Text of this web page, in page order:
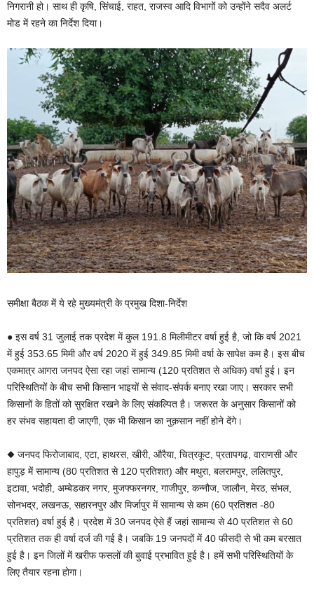
निगरानी हो। साथ ही कृषि, सिंचाई, राहत, राजस्व आदि विभागों को उन्होंने सदैव अलर्ट
मोड में रहने का निर्देश दिया।
समीक्षा बैठक में ये रहे मुख्यमंत्री के प्रमुख दिशा-निर्देश
● इस वर्ष 31 जुलाई तक प्रदेश में कुल 191.8 मिलीमीटर वर्षा हुई है, जो कि वर्ष 2021
में हुई 353.65 मिमी और वर्ष 2020 में हुई 349.85 मिमी वर्षा के सापेक्ष कम है। इस बीच
एकमात्र आगरा जनपद ऐसा रहा जहां सामान्य (120 प्रतिशत से अधिक) वर्षा हुई। इन
परिस्थितियों के बीच सभी किसान भाइयों से संवाद-संपर्क बनाए रखा जाए। सरकार सभी
किसानों के हितों को सुरक्षित रखने के लिए संकल्पित है। जरूरत के अनुसार किसानों को
हर संभव सहायता दी जाएगी, एक भी किसान का नुक़सान नहीं होने देंगे।
◆ जनपद फिरोजाबाद, एटा, हाथरस, खीरी, औरैया, चित्रकूट, प्रतापगढ़, वाराणसी और
हापुड़ में सामान्य (80 प्रतिशत से 120 प्रतिशत) और मथुरा, बलरामपुर, ललितपुर,
इटावा, भदोही, अम्बेडकर नगर, मुजफ्फरनगर, गाजीपुर, कन्नौज, जालौन, मेरठ, संभल,
सोनभद्र, लखनऊ, सहारनपुर और मिर्जापुर में सामान्य से कम (60 प्रतिशत -80
प्रतिशत) वर्षा हुई है। प्रदेश में 30 जनपद ऐसे हैं जहां सामान्य से 40 प्रतिशत से 60
प्रतिशत तक ही वर्षा दर्ज की गई है। जबकि 19 जनपदों में 40 फीसदी से भी कम बरसात
हुई है। इन जिलों में खरीफ फसलों की बुवाई प्रभावित हुई है। हमें सभी परिस्थितियों के
लिए तैयार रहना होगा।